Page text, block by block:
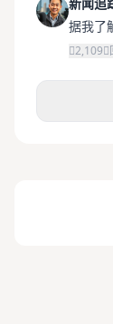
据我了
2,109